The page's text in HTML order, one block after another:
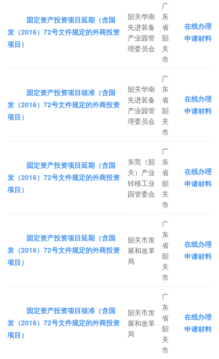
固定资产投资项目延期（含国
发（2016）72号文件规定的外商投资
项目）
韶关华南
先进装备
产业园管
理委员会
广
东
省
韶
关
市
在线办理
申请材料
固定资产投资项目核准（含国
发（2016）72号文件规定的外商投资
项目）
韶关华南
先进装备
产业园管
理委员会
广
东
省
韶
关
市
在线办理
申请材料
固定资产投资项目延期（含国
发（2016）72号文件规定的外商投资
项目）
东莞（韶
关）产业
转移工业
园管委会
广
东
省
韶
关
市
在线办理
申请材料
固定资产投资项目延期（含国
发（2016）72号文件规定的外商投资
项目）
韶关市发
展和改革
局
广
东
省
韶
关
市
在线办理
申请材料
固定资产投资项目核准（含国
发（2016）72号文件规定的外商投资
项目）
韶关市发
展和改革
局
广
东
省
韶
关
市
在线办理
申请材料